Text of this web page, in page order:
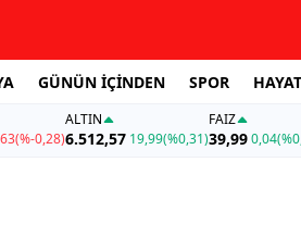
GÜNÜN İÇİNDEN SPOR HAYAT
(%-0,28)
ALTIN
6.512,57 19,99(%0,31)
FAİZ
39,990,04